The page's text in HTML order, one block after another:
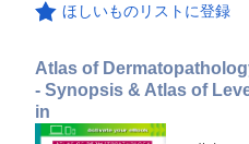
ほしいものリストに登録
Atlas of
- Synopsis & Atlas of
in